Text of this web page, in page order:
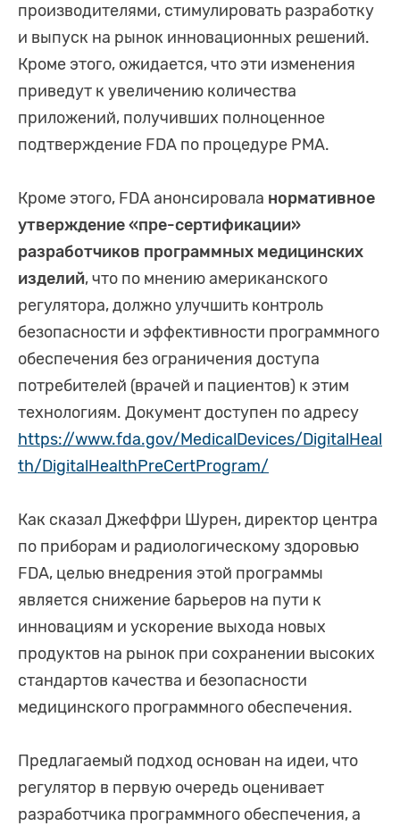
производителями, стимулировать разработку
и выпуск на рынок инновационных решений.
Кроме этого, ожидается, что эти изменения
приведут к увеличению количества
приложений, получивших полноценное
подтверждение FDA по процедуре PMA.
Кроме этого, FDA анонсировала нормативное
утверждение «пре-сертификации»
разработчиков программных медицинских
изделий, что по мнению американского
регулятора, должно улучшить контроль
безопасности и эффективности программного
обеспечения без ограничения доступа
потребителей (врачей и пациентов) к этим
технологиям. Документ доступен по адресу
https://www.fda.gov/MedicalDevices/DigitalHeal
th/DigitalHealthPreCertProgram/
Как сказал Джеффри Шурен, директор центра
по приборам и радиологическому здоровью
FDA, целью внедрения этой программы
является снижение барьеров на пути к
инновациям и ускорение выхода новых
продуктов на рынок при сохранении высоких
стандартов качества и безопасности
медицинского программного обеспечения.
Предлагаемый подход основан на идеи, что
регулятор в первую очередь оценивает
разработчика программного обеспечения, а